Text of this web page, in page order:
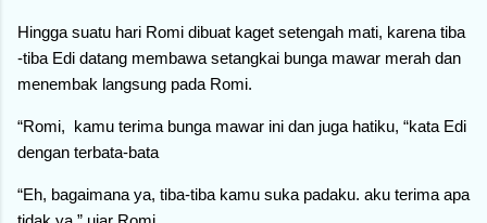
Hingga suatu hari Romi dibuat kaget setengah mati, karena tiba
-tiba Edi datang membawa setangkai bunga mawar merah dan
menembak langsung pada Romi.
“Romi, kamu terima bunga mawar ini dan juga hatiku, “kata Edi
dengan terbata-bata
“Eh, bagaimana ya, tiba-tiba kamu suka padaku. aku terima apa